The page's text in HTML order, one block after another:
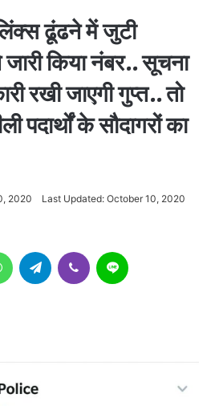
ढूंढने में जुटी
किया नंबर.. सूचना
रखी जाएगी गुप्त.. तो
पदार्थों के सौदागरों का
2020 Last Updated: October 10, 2020
WhatsAppTelegram Viber